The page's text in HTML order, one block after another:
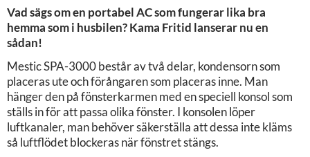
Vad sägs om en portabel AC som fungerar lika bra
hemma som i husbilen? Kama Fritid lanserar nu en
sådan!
Mestic SPA-3000 består av två delar, kondensorn som
placeras ute och förångaren som placeras inne. Man
hänger den på fönsterkarmen med en speciell konsol som
ställs in för att passa olika fönster. I konsolen löper
luftkanaler, man behöver säkerställa att dessa inte kläms
så luftflödet blockeras när fönstret stängs.